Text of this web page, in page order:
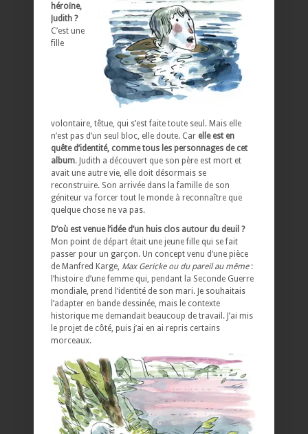
héroïne,
Judith ?
C’est une
fille
volontaire, têtue, qui s’est faite toute seul. Mais elle
n’est pas d’un seul bloc, elle doute. Car elle est en
quête d’identité, comme tous les personnages de cet
album. Judith a découvert que son père est mort et
avait une autre vie, elle doit désormais se
reconstruire. Son arrivée dans la famille de son
géniteur va forcer tout le monde à reconnaître que
quelque chose ne va pas.
D’où est venue l’idée d’un huis clos autour du deuil ?
Mon point de départ était une jeune fille qui se fait
passer pour un garçon. Un concept venu d’une pièce
de Manfred Karge, Max Gericke ou du pareil au même:
l’histoire d’une femme qui, pendant la Seconde Guerre
mondiale, prend l’identité de son mari. Je souhaitais
l’adapter en bande dessinée, mais le contexte
historique me demandait beaucoup de travail. J’ai mis
le projet de côté, puis j’ai en ai repris certains
morceaux.